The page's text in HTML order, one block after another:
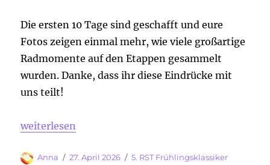
Die ersten 10 Tage sind geschafft und eure
Fotos zeigen einmal mehr, wie viele großartige
Radmomente auf den Etappen gesammelt
wurden. Danke, dass ihr diese Eindrücke mit
uns teilt!
„5. RST Frühlingsklassiker powered by geizhals.at
weiterlesen
Autor
Anna
Veröffentlicht
27. April 2026 Kategorien
5. RST Frühlingsklassiker